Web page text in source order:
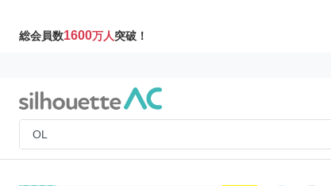
総会員数1600万人突破！